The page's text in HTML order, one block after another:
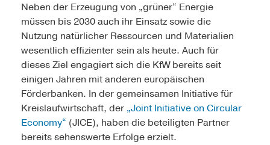
Neben der Erzeugung von „grüner“ Energie
müssen bis 2030 auch ihr Einsatz sowie die
Nutzung natürlicher Ressourcen und Materialien
wesentlich effizienter sein als heute. Auch für
dieses Ziel engagiert sich die KfW bereits seit
einigen Jahren mit anderen europäischen
Förderbanken. In der gemeinsamen Initiative für
Kreislaufwirtschaft, der „Joint Initiative on Circular
Economy“ (JICE), haben die beteiligten Partner
bereits sehenswerte Erfolge erzielt.